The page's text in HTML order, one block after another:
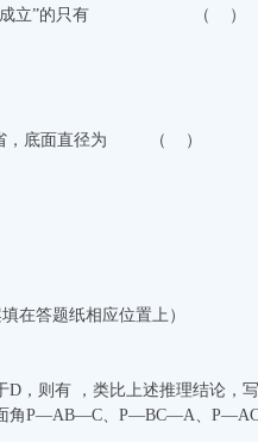
意 ， 恒成立”的只有 （ ）
省，底面直径为 （ ）
在答题纸相应位置上）
，则有 ，类比上述推理结论，
角P—AB—C、P—BC—A、